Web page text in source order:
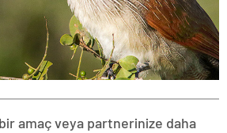
bir amaç veya partnerinize daha